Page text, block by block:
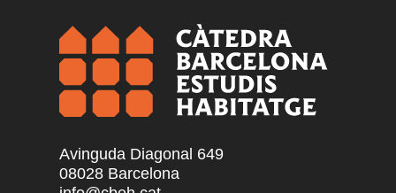
Avinguda Diagonal 649
08028 Barcelona